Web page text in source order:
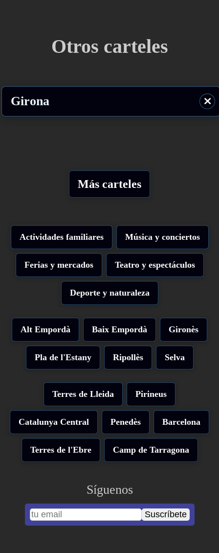
Otros carteles
Girona ⨯
Más carteles
Actividades familiares Música y conciertos
Ferias y mercados Teatro y espectáculos
Deporte y naturaleza
Alt Empordà Baix Empordà Gironès
Pla de l'Estany Ripollès Selva
Terres de Lleida Pirineus
Catalunya Central Penedès Barcelona
Terres de l'Ebre Camp de Tarragona
Síguenos
Suscríbete